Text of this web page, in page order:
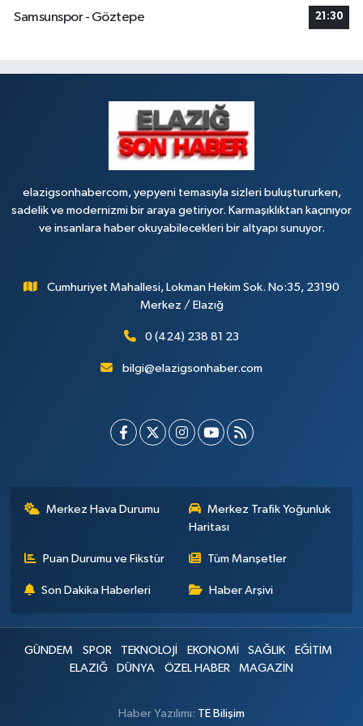
Samsunspor - Göztepe
21:30
elazigsonhabercom, yepyeni temasıyla sizleri buluştururken,
sadelik ve modernizmi bir araya getiriyor. Karmaşıklıktan kaçınıyor
ve insanlara haber okuyabilecekleri bir altyapı sunuyor.
Cumhuriyet Mahallesi, Lokman Hekim Sok. No:35, 23190
Merkez / Elazığ
0 (424) 238 81 23
bilgi@elazigsonhaber.com
Merkez Hava Durumu
Merkez Trafik Yoğunluk
Haritası
Puan Durumu ve Fikstür Tüm Manşetler
Son Dakika Haberleri Haber Arşivi
GÜNDEM SPOR TEKNOLOJİ EKONOMİ SAĞLIK
EĞİTİM
ELAZIĞ
DÜNYA ÖZEL HABER MAGAZİN
Haber Yazılımı: TE Bilişim